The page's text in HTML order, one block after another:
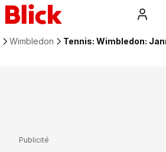
Wimbledon Tennis: Wimbledon: